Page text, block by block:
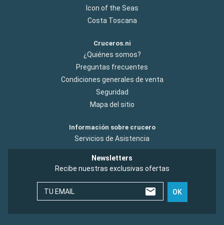
Icon of the Seas
Costa Toscana
Cruceros.ni
¿Quiénes somos?
Preguntas frecuentes
Condiciones generales de venta
Seguridad
Mapa del sitio
Información sobre crucero
Servicios de Asistencia
Newsletters
Recibe nuestras exclusivas ofertas
TU EMAIL OK